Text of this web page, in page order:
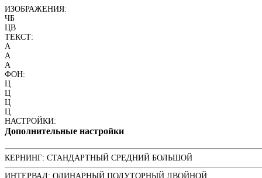
ИЗОБРАЖЕНИЯ:
ЧБ
ЦВ
ТЕКСТ:
A
A
A
ФОН:
Ц
Ц
Ц
Ц
НАСТРОЙКИ:
Дополнительные настройки
КЕРНИНГ: СТАНДАРТНЫЙ СРЕДНИЙ БОЛЬШОЙ
ИНТЕРВАЛ: ОДИНАРНЫЙ ПОЛУТОРНЫЙ ДВОЙНОЙ